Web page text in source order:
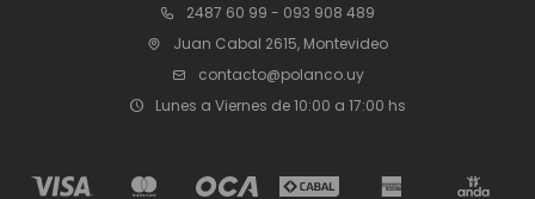
2487 60 99 - 093 908 489
Juan Cabal 2615, Montevideo
contacto@polanco.uy
Lunes a Viernes de 10:00 a 17:00 hs